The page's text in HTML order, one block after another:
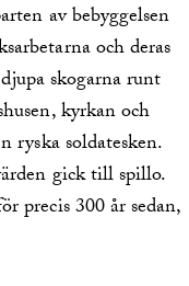
av bebyggelsen
och deras
skogarna runt
kyrkan och
ryska soldatesken.
gick till spillo.
precis 300 år sedan,